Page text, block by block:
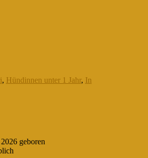
, Hündinnen unter 1 Jahr, In
geboren